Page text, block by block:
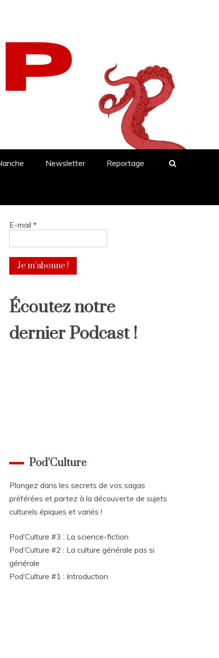
Newsletter Reportage
E-mail *
Écoutez notre
dernier Podcast !
Pod’Culture
Plongez dans les secrets de vos sagas
préférées et partez à la découverte de sujets
culturels épiques et variés !
Pod’Culture #3 : La science-fiction
Pod’Culture #2 : La culture générale pas si
générale
Pod’Culture #1 : Introduction